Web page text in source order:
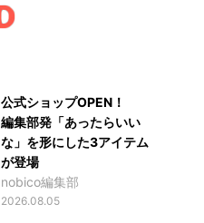
公式ショップOPEN！
編集部発「あったらいい
な」を形にした3アイテム
が登場
nobico編集部
2026.08.05